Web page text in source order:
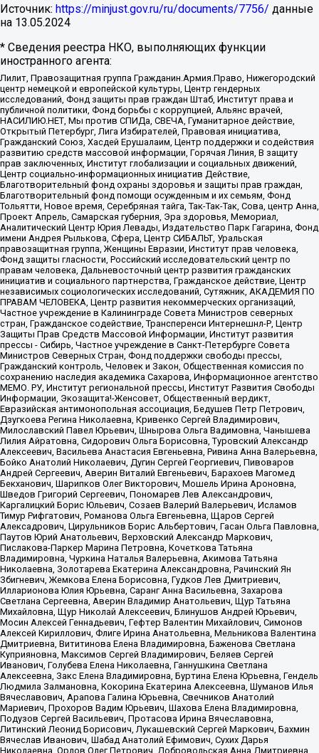
Источник: https://minjust.gov.ru/ru/documents/7756/ данные
на 13.05.2024
* Сведения реестра НКО, выполняющих функции
иностранного агента:
Лилит, Правозащитная группа Гражданин.Армия.Право, Нижегородский
центр немецкой и европейской культуры, Центр гендерных
исследований, Фонд защиты прав граждан Штаб, Институт права и
публичной политики, Фонд борьбы с коррупцией, Альянс врачей,
НАСИЛИЮ.НЕТ, Мы против СПИДа, СВЕЧА, Гуманитарное действие,
Открытый Петербург, Лига Избирателей, Правовая инициатива,
Гражданский Союз, Хасдей Ерушалаим, Центр поддержки и содействия
развитию средств массовой информации, Горячая Линия, В защиту
прав заключенных, Институт глобализации и социальных движений,
Центр социально-информационных инициатив Действие,
Благотворительный фонд охраны здоровья и защиты прав граждан,
Благотворительный фонд помощи осужденным и их семьям, Фонд
Тольятти, Новое время, Серебряная тайга, Так-Так-Так, Сова, центр Анна,
Проект Апрель, Самарская губерния, Эра здоровья, Мемориал,
Аналитический Центр Юрия Левады, Издательство Парк Гагарина, Фонд
имени Андрея Рылькова, Сфера, Центр СИБАЛЬТ, Уральская
правозащитная группа, Женщины Евразии, Институт прав человека,
Фонд защиты гласности, Российский исследовательский центр по
правам человека, Дальневосточный центр развития гражданских
инициатив и социального партнерства, Гражданское действие, Центр
независимых социологических исследований, Сутяжник, АКАДЕМИЯ ПО
ПРАВАМ ЧЕЛОВЕКА, Центр развития некоммерческих организаций,
Частное учреждение в Калининграде Совета Министров северных
стран, Гражданское содействие, Трансперенси Интернешнл-Р, Центр
Защиты Прав Средств Массовой Информации, Институт развития
прессы - Сибирь, Частное учреждение в Санкт-Петербурге Совета
Министров Северных Стран, Фонд поддержки свободы прессы,
Гражданский контроль, Человек и Закон, Общественная комиссия по
сохранению наследия академика Сахарова, Информационное агентство
МЕМО. РУ, Институт региональной прессы, Институт Развития Свободы
Информации, Экозащита!-Женсовет, Общественный вердикт,
Евразийская антимонопольная ассоциация, Бедушев Петр Петрович,
Дзугкоева Регина Николаевна, Кривенко Сергей Владимирович,
Милославский Павел Юрьевич, Шнырова Ольга Вадимовна, Чанышева
Лилия Айратовна, Сидорович Ольга Борисовна, Туровский Александр
Алексеевич, Васильева Анастасия Евгеньевна, Ривина Анна Валерьевна,
Бойко Анатолий Николаевич, Дугин Сергей Георгиевич, Пивоваров
Андрей Сергеевич, Аверин Виталий Евгеньевич, Барахоев Магомед
Бекханович, Шарипков Олег Викторович, Мошель Ирина Ароновна,
Шведов Григорий Сергеевич, Пономарев Лев Александрович,
Каргалицкий Борис Юльевич, Созаев Валерий Валерьевич, Исламов
Тимур Рифгатович, Романова Ольга Евгеньевна, Щаров Сергей
Алексадрович, Цирульников Борис Альбертович, Гасан Ольга Павловна,
Паутов Юрий Анатольевич, Верховский Александр Маркович,
Пислакова-Паркер Марина Петровна, Кочеткова Татьяна
Владимировна, Чуркина Наталья Валерьевна, Акимова Татьяна
Николаевна, Золотарева Екатерина Александровна, Рачинский Ян
Збигневич, Жемкова Елена Борисовна, Гудков Лев Дмитриевич,
Илларионова Юлия Юрьевна, Саранг Анна Васильевна, Захарова
Светлана Сергеевна, Аверин Владимир Анатольевич, Щур Татьяна
Михайловна, Щур Николай Алексеевич, Блинушов Андрей Юрьевич,
Мосин Алексей Геннадьевич, Гефтер Валентин Михайлович, Симонов
Алексей Кириллович, Флиге Ирина Анатольевна, Мельникова Валентина
Дмитриевна, Вититинова Елена Владимировна, Баженова Светлана
Куприяновна, Максимов Сергей Владимирович, Беляев Сергей
Иванович, Голубева Елена Николаевна, Ганнушкина Светлана
Алексеевна, Закс Елена Владимировна, Буртина Елена Юрьевна, Гендель
Людмила Залмановна, Кокорина Екатерина Алексеевна, Шуманов Илья
Вячеславович, Арапова Галина Юрьевна, Свечников Анатолий
Мариевич, Прохоров Вадим Юрьевич, Шахова Елена Владимировна,
Подузов Сергей Васильевич, Протасова Ирина Вячеславовна,
Литинский Леонид Борисович, Лукашевский Сергей Маркович, Бахмин
Вячеслав Иванович, Шабад Анатолий Ефимович, Сухих Дарья
Николаевна, Орлов Олег Петрович, Добровольская Анна Дмитриевна,